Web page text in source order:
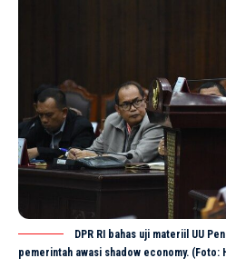
DPR RI bahas uji materiil UU
pemerintah awasi shadow economy. (Foto: